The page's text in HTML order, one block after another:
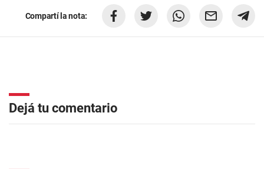
Compartí la nota:
Dejá tu comentario